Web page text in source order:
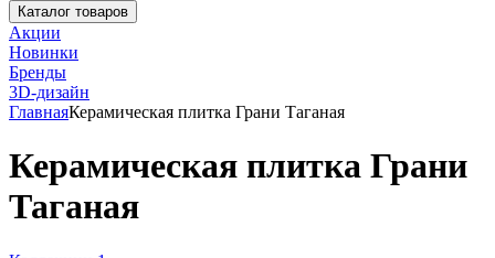
Каталог товаров
Акции
Новинки
Бренды
3D-дизайн
ГлавнаяКерамическая плитка Грани Таганая
Керамическая плитка Грани
Таганая